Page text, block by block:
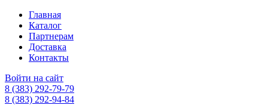
Главная
Каталог
Партнерам
Доставка
Контакты
Войти на сайт
8 (383) 292-79-79
8 (383) 292-94-84